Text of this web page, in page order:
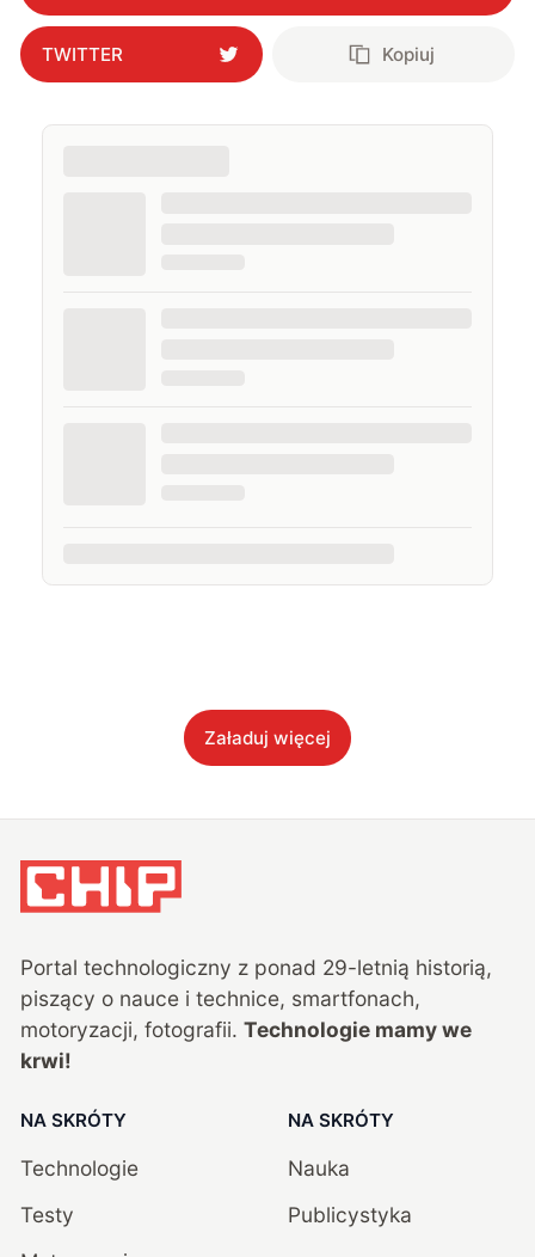
TWITTER Kopiuj
Załaduj więcej
Portal technologiczny z ponad 29-letnią historią,
piszący o nauce i technice, smartfonach,
motoryzacji, fotografii. Technologie mamy we
krwi!
NA SKRÓTY
Technologie
Testy
NA SKRÓTY
Nauka
Publicystyka